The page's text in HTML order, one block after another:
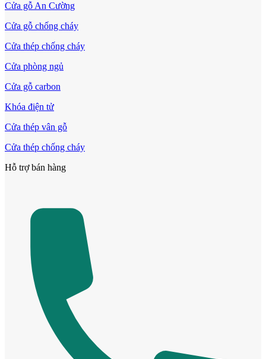
Cửa Nhựa Cao Cấp
Cửa Nhựa Giả Gỗ
Cửa gỗ An Cường
Cửa gỗ chống cháy
Cửa thép chống cháy
Cửa phòng ngủ
Cửa gỗ carbon
Khóa điện tử
Cửa thép vân gỗ
Cửa thép chống cháy
Hỗ trợ bán hàng